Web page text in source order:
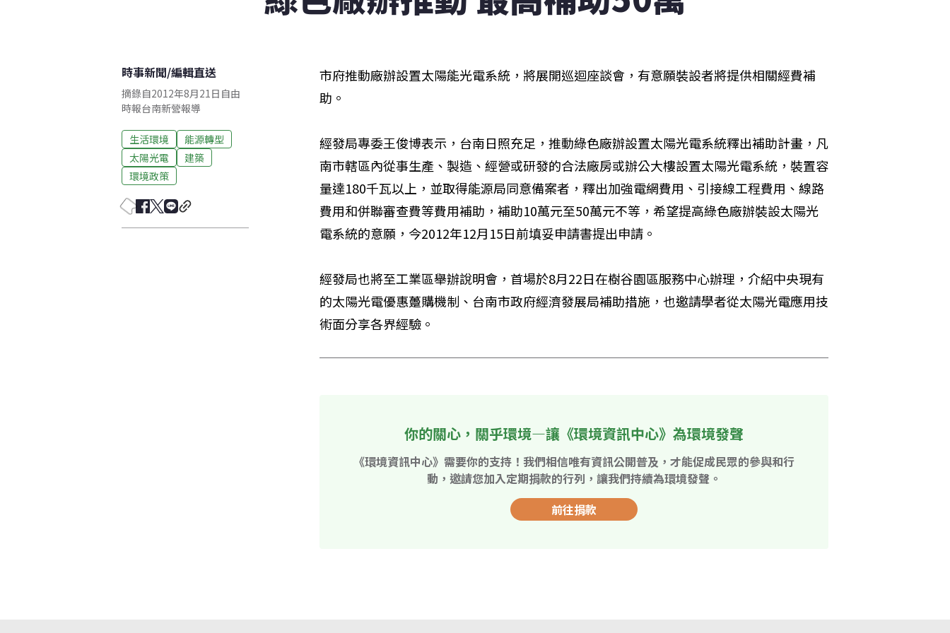
時事新聞/編輯直送
摘錄自2012年8月21日自由
時報台南新營報導
生活環境
能源轉型
太陽光電
建築
環境政策
市府推動廠辦設置太陽能光電系統，將展開巡迴座談會，有意願裝設者將提供相關經費補
助。
經發局專委王俊博表示，台南日照充足，推動綠色廠辦設置太陽光電系統釋出補助計畫，凡
南市轄區內從事生產、製造、經營或研發的合法廠房或辦公大樓設置太陽光電系統，裝置容
量達180千瓦以上，並取得能源局同意備案者，釋出加強電網費用、引接線工程費用、線路
費用和併聯審查費等費用補助，補助10萬元至50萬元不等，希望提高綠色廠辦裝設太陽光
電系統的意願，今2012年12月15日前填妥申請書提出申請。
經發局也將至工業區舉辦說明會，首場於8月22日在樹谷園區服務中心辦理，介紹中央現有
的太陽光電優惠躉購機制、台南市政府經濟發展局補助措施，也邀請學者從太陽光電應用技
術面分享各界經驗。
你的關心，關乎環境—讓《環境資訊中心》為環境發聲
《環境資訊中心》需要你的支持！我們相信唯有資訊公開普及，才能促成民眾的參與和行
動，邀請您加入定期捐款的行列，讓我們持續為環境發聲。
前往捐款